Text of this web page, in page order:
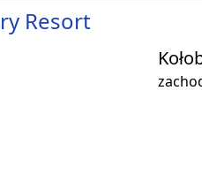
Resort